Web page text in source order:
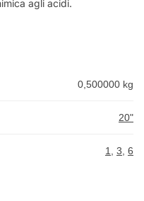
agli acidi.
0,500000 kg
20"
1 3 6